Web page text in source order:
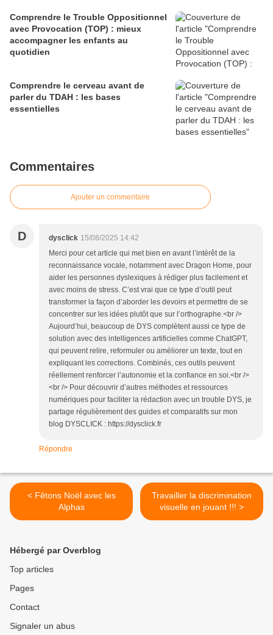
Comprendre le Trouble Oppositionnel
avec Provocation (TOP) : mieux
accompagner les enfants au
quotidien
Comprendre le cerveau avant de
parler du TDAH : les bases
essentielles
Commentaires
Ajouter un commentaire
D dysclick 15/08/2025 14:42
Merci pour cet article qui met bien en avant l’intérêt de la
reconnaissance vocale, notamment avec Dragon Home, pour
aider les personnes dyslexiques à rédiger plus facilement et
avec moins de stress. C’est vrai que ce type d’outil peut
transformer la façon d’aborder les devoirs et permettre de se
concentrer sur les idées plutôt que sur l’orthographe.<br />
Aujourd’hui, beaucoup de DYS complètent aussi ce type de
solution avec des intelligences artificielles comme ChatGPT,
qui peuvent relire, reformuler ou améliorer un texte, tout en
expliquant les corrections. Combinés, ces outils peuvent
réellement renforcer l’autonomie et la confiance en soi.<br />
<br /> Pour découvrir d’autres méthodes et ressources
numériques pour faciliter la rédaction avec un trouble DYS, je
partage régulièrement des guides et comparatifs sur mon
blog DYSCLICK : https://dysclick.fr
Répondre
< Fêtons Noël avec les
Alphas
Travailler la discrimination
visuelle en jouant !!! >
Hébergé par Overblog
Top articles
Pages
Contact
Signaler un abus